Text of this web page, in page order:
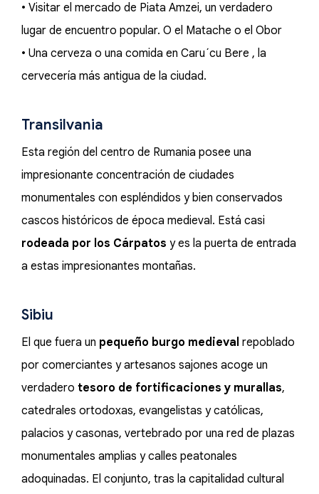
• Visitar el mercado de Piata Amzei, un verdadero
lugar de encuentro popular. O el Matache o el Obor
• Una cerveza o una comida en Caru´cu Bere , la
cervecería más antigua de la ciudad.
Transilvania
Esta región del centro de Rumania posee una
impresionante concentración de ciudades
monumentales con espléndidos y bien conservados
cascos históricos de época medieval. Está casi
rodeada por los Cárpatos y es la puerta de entrada
a estas impresionantes montañas.
Sibiu
El que fuera un pequeño burgo medieval repoblado
por comerciantes y artesanos sajones acoge un
verdadero tesoro de fortificaciones y murallas,
catedrales ortodoxas, evangelistas y católicas,
palacios y casonas, vertebrado por una red de plazas
monumentales amplias y calles peatonales
adoquinadas. El conjunto, tras la capitalidad cultural